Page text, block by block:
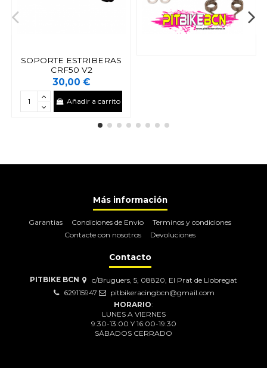
SOPORTE ESTRIBERAS
CRF50 V2
30,00 €
Añadir a carrito
Más información
Garantias Condiciones de Envio
Terminos y condiciones
Contacte con nosotros
Devoluciones
Contacto
PITBIKE BCN
c/Bruguers, 5, 08820, El Prat de Llobregat
629115947
pitbikeracingbcn@gmail.com
HORARIO:
LUNES A VIERNES
9:30-13:00 Y 16:00-19:30
SÁBADOS CERRADO